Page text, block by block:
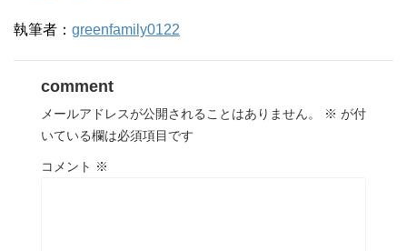
執筆者： greenfamily0122
comment
メールアドレスが公開されることはありません。 ※ が付
いている欄は必須項目です
コメント ※